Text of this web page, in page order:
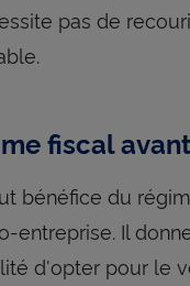
pas de
fiscal
bénéfice du
entreprise. Il
d'opter pour le